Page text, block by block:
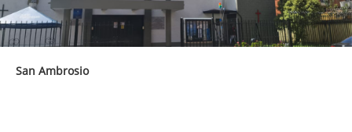
San Ambrosio